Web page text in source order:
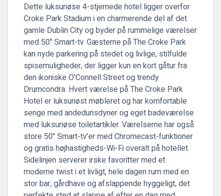
Dette luksuriøse 4-stjernede hotel ligger overfor
Croke Park Stadium i en charmerende del af det
gamle Dublin City og byder på rummelige værelser
med 50" Smart-tv. Gæsterne på The Croke Park
kan nyde parkering på stedet og livlige, stilfulde
spisemuligheder, der ligger kun en kort gåtur fra
den ikoniske O'Connell Street og trendy
Drumcondra. Hvert værelse på The Croke Park
Hotel er luksuriøst møbleret og har komfortable
senge med andedunsdyner og eget badeværelse
med luksuriøse toiletartikler. Værelserne har også
store 50" Smart-tv'er med Chromecast-funktioner
og gratis højhastigheds-Wi-Fi overalt på hotellet.
Sidelinjen serverer irske favoritter med et
moderne twist i et livligt, hele dagen rum med en
stor bar, gårdhave og afslappende hyggeligt, det